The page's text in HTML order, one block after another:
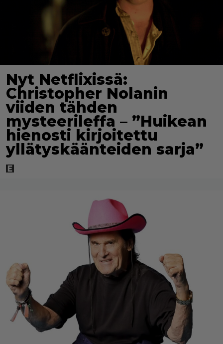
Nyt Netflixissä:
Christopher Nolanin
viiden tähden
mysteerileffa – ”Huikean
hienosti kirjoitettu
yllätyskäänteiden sarja”